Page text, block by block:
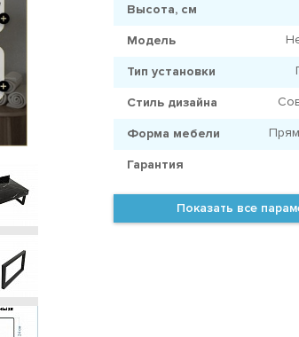
Высота, см
Модель
Тип установки
Стиль дизайна
Форма мебели
Гарантия
Показать все